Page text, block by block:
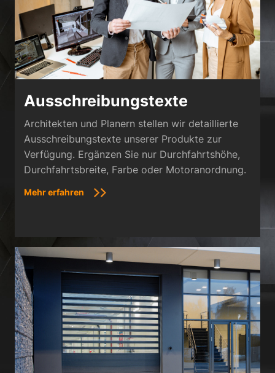
Ausschreibungstexte
Architekten und Planern stellen wir detaillierte
Ausschreibungstexte unserer Produkte zur
Verfügung. Ergänzen Sie nur Durchfahrtshöhe,
Durchfahrtsbreite, Farbe oder Motoranordnung.
Mehr erfahren